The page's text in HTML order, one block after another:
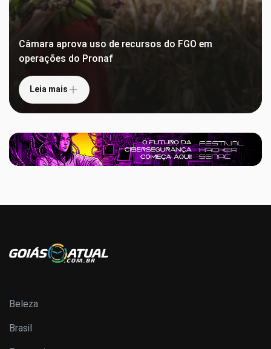
Câmara aprova uso de recursos do FGO em
operações do Pronaf
Leia mais
Beleza
Brasil